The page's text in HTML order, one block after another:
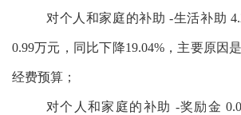
对个人和家庭的补助 -生活补助
0.99万元，同比下降19.04%，主要原因
经费预算；
对个人和家庭的补助 -奖励金